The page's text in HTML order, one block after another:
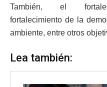
También, el
fortalecimiento de la
ambiente, entre otros
Lea también: